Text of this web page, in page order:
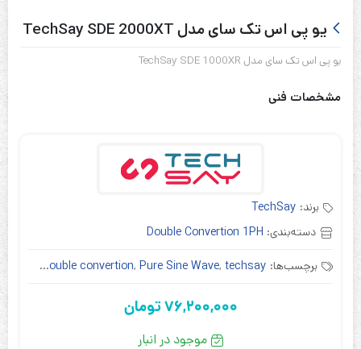
یو پی اس تک سای مدل TechSay SDE 2000XT
یو پی اس تک سای مدل TechSay SDE 1000XR
مشخصات فنی
برند: TechSay
دسته‌بندی: Double Convertion 1PH
برچسب‌ها: double convertion, Pure Sine Wave, techsay
,
76,200,000تومان
موجود در انبار